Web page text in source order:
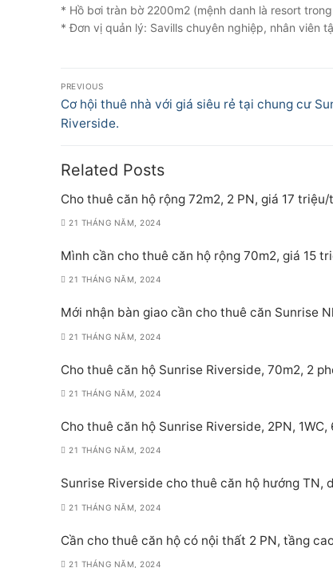
* Hồ bơi tràn bờ 2200m2 (mệnh danh là resort
* Đơn vị quản lý: Savills chuyên nghiệp, nhân viên
Điều
hướng
bài
viết
PREVIOUS
Previous
post:
Cơ hội thuê nhà với giá siêu rẻ tại chung cư
Riverside.
Related Posts
Cho thuê căn hộ rộng 72m2, 2 PN, giá 17
21 THÁNG NĂM, 2024
Mình cần cho thuê căn hộ rộng 70m2, giá 15
21 THÁNG NĂM, 2024
Mới nhận bàn giao cần cho thuê căn Sunrise
21 THÁNG NĂM, 2024
Cho thuê căn hộ Sunrise Riverside, 70m2, 2
21 THÁNG NĂM, 2024
Cho thuê căn hộ Sunrise Riverside, 2PN, 1WC,
21 THÁNG NĂM, 2024
Sunrise Riverside cho thuê căn hộ hướng TN,
21 THÁNG NĂM, 2024
Cần cho thuê căn hộ có nội thất 2 PN, tầng
21 THÁNG NĂM, 2024